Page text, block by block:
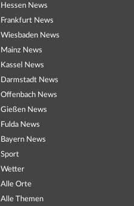
Hessen News
Frankfurt News
Wiesbaden News
Mainz News
Kassel News
Darmstadt News
Offenbach News
Gießen News
Fulda News
Bayern News
Sport
Wetter
Alle Orte
Alle Themen